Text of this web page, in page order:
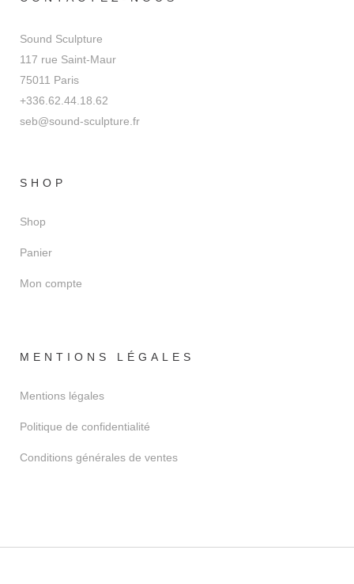
Sound Sculpture
117 rue Saint-Maur
75011 Paris
+336.62.44.18.62
seb@sound-sculpture.fr
SHOP
Shop
Panier
Mon compte
MENTIONS LÉGALES
Mentions légales
Politique de confidentialité
Conditions générales de ventes